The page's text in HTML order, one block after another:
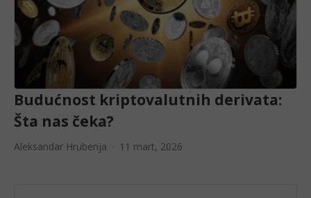
Budućnost kriptovalutnih derivata:
Šta nas čeka?
Aleksandar Hrubenja 11 mart, 2026